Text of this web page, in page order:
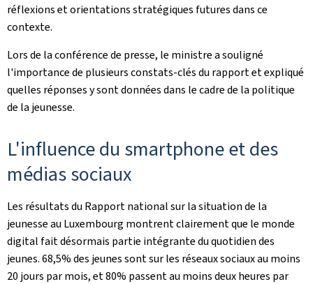
réflexions et orientations stratégiques futures dans ce
contexte.
Lors de la conférence de presse, le ministre a souligné
l'importance de plusieurs constats-clés du rapport et expliqué
quelles réponses y sont données dans le cadre de la politique
de la jeunesse.
L'influence du smartphone et des
médias sociaux
Les résultats du Rapport national sur la situation de la
jeunesse au Luxembourg montrent clairement que le monde
digital fait désormais partie intégrante du quotidien des
jeunes. 68,5% des jeunes sont sur les réseaux sociaux au moins
20 jours par mois, et 80% passent au moins deux heures par